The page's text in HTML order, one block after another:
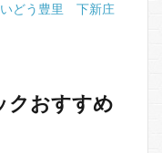
どう豊里
下新庄
クおすすめ